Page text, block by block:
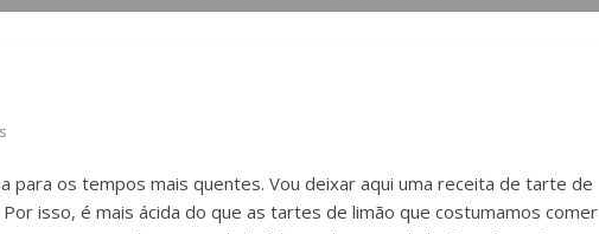
para os tempos mais quentes. Vou deixar aqui uma receita de tarte de
isso, é mais ácida do que as tartes de limão que costumamos comer